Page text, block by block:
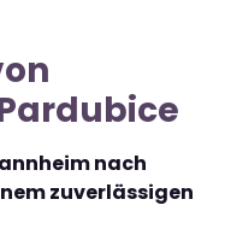
nach
zuverlässigen